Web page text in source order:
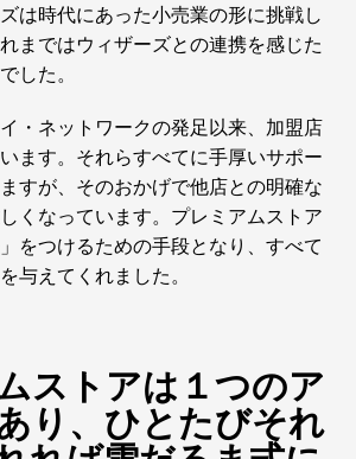
は時代にあった小売業の形に挑戦し
まではウィザーズとの連携を感じた
した。
・ネットワークの発足以来、加盟店
ます。それらすべてに手厚いサポー
すが、そのおかげで他店との明確な
くなっています。プレミアムストア
をつけるための手段となり、すべて
与えてくれました。
ストアは１つのア
り、ひとたびそれ